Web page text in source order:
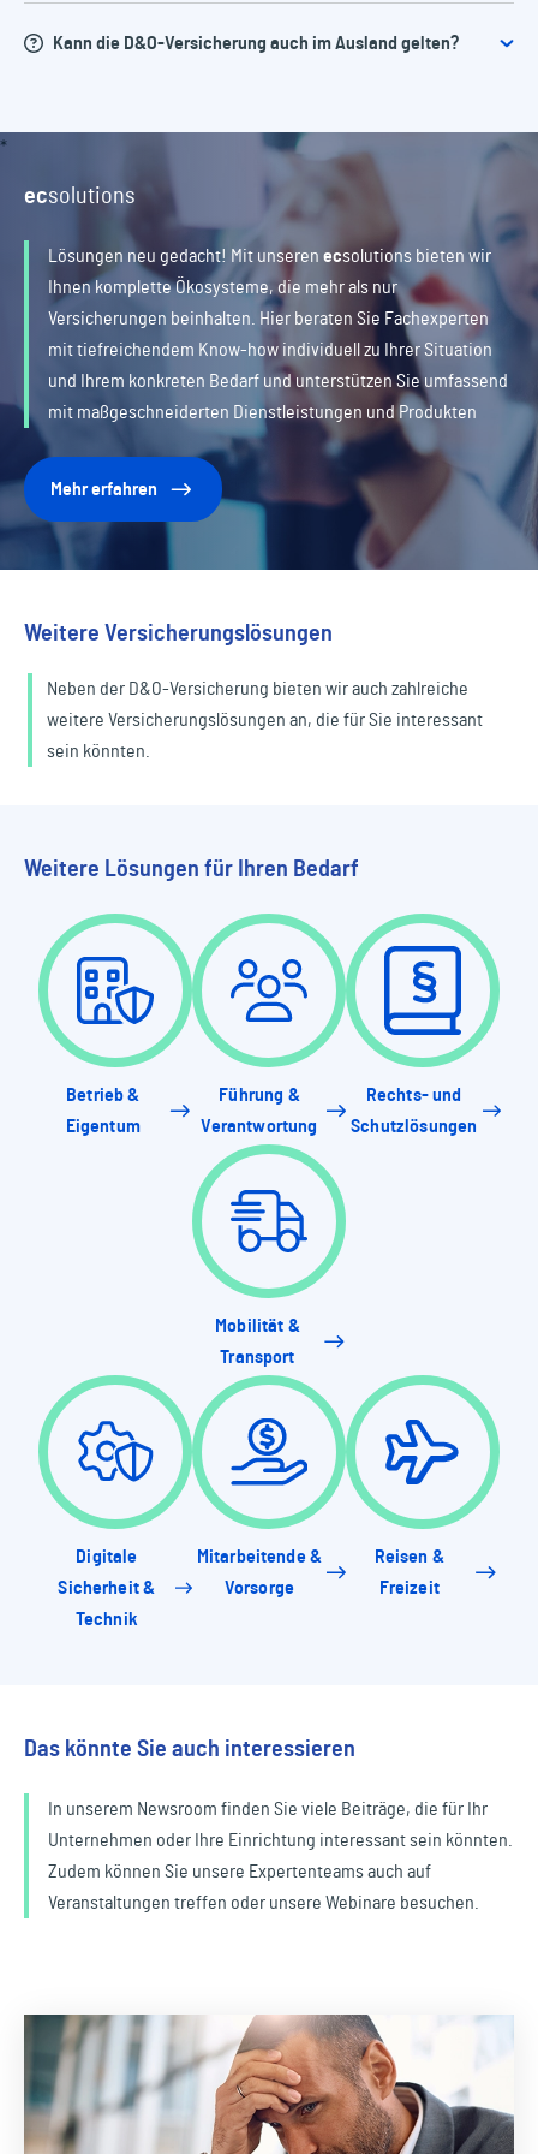
der Vertragslaufzeit verursacht wurden. Dies ist besonders
Schäden durch strafbare Handlungen
werden, die nicht behoben wurden
Vertragsstrafen und Bußgelder
Kann die D&O-Versicherung auch im Ausland gelten?
Ja, viele Managerhaftpflichtversicherungen bieten auch
Unternehmen, die weltweit tätig sind. Es ist jedoch
wichtig, die genauen Bedingungen im
Versicherungsvertrag zu prüfen.
ecsolutions
Lösungen neu gedacht! Mit unseren ecsolutions bieten wir
Ihnen komplette Ökosysteme, die mehr als nur
Versicherungen beinhalten. Hier beraten Sie Fachexperten
mit tiefreichendem Know-how individuell zu Ihrer Situation
und Ihrem konkreten Bedarf und unterstützen Sie umfassend
mit maßgeschneiderten Dienstleistungen und Produkten
Mehr erfahren
Weitere Versicherungslösungen
Neben der D&O-Versicherung bieten wir auch zahlreiche
weitere Versicherungslösungen an, die für Sie interessant
sein könnten.
Weitere Lösungen für Ihren Bedarf
Betrieb &
Eigentum
Führung &
Verantwortung
Rechts- und
Schutzlösungen
Mobilität &
Transport
Digitale
Sicherheit &
Technik
Mitarbeitende &
Vorsorge
Reisen &
Freizeit
Das könnte Sie auch interessieren
In unserem Newsroom finden Sie viele Beiträge, die für Ihr
Unternehmen oder Ihre Einrichtung interessant sein könnten.
Zudem können Sie unsere Expertenteams auch auf
Veranstaltungen treffen oder unsere Webinare besuchen.